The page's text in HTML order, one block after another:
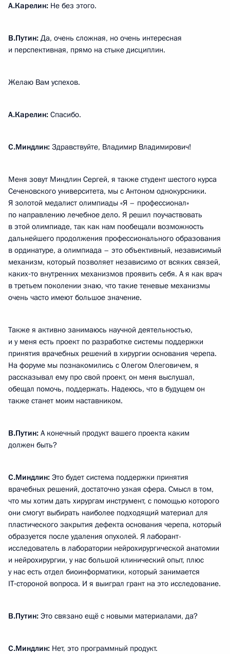
А.Карелин: Не без этого.
В.Путин: Да, очень сложная, но очень интересная
и перспективная, прямо на стыке дисциплин.
Желаю Вам успехов.
А.Карелин: Спасибо.
С.Миндлин: Здравствуйте, Владимир Владимирович!
Меня зовут Миндлин Сергей, я также студент шестого курса
Сеченовского университета, мы с Антоном однокурсники.
Я золотой медалист олимпиады «Я – профессионал»
по направлению лечебное дело. Я решил поучаствовать
в этой олимпиаде, так как нам пообещали возможность
дальнейшего продолжения профессионального образования
в ординатуре, а олимпиада – это объективный, независимый
механизм, который позволяет независимо от всяких связей,
каких‑то внутренних механизмов проявить себя. А я как врач
в третьем поколении знаю, что такие теневые механизмы
очень часто имеют большое значение.
Также я активно занимаюсь научной деятельностью,
и у меня есть проект по разработке системы поддержки
принятия врачебных решений в хирургии основания черепа.
На форуме мы познакомились с Олегом Олеговичем, я
рассказывал ему про свой проект, он меня выслушал,
обещал помочь, поддержать. Надеюсь, что в будущем он
также станет моим наставником.
В.Путин: А конечный продукт вашего проекта каким
должен быть?
С.Миндлин: Это будет система поддержки принятия
врачебных решений, достаточно узкая сфера. Смысл в том,
что мы хотим дать хирургам инструмент, с помощью которого
они смогут выбирать наиболее подходящий материал для
пластического закрытия дефекта основания черепа, который
образуется после удаления опухолей. Я лаборант-
исследователь в лаборатории нейрохирургической анатомии
и нейрохирургии, у нас большой клинический опыт, плюс
у нас есть отдел биоинформатики, который занимается
IT‑стороной вопроса. И я выиграл грант на это исследование.
В.Путин: Это связано ещё с новыми материалами, да?
С.Миндлин: Нет, это программный продукт.